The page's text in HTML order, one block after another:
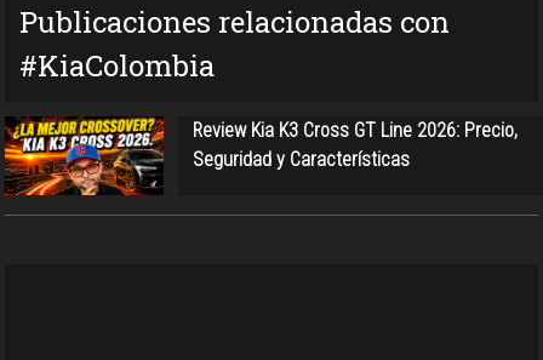
Publicaciones relacionadas con
#KiaColombia
Review Kia K3 Cross GT Line 2026: Precio,
Seguridad y Características